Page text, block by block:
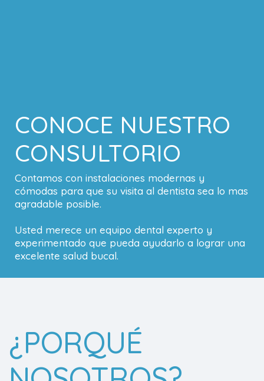
CONOCE NUESTRO
CONSULTORIO
Contamos con instalaciones modernas y
cómodas para que su visita al dentista sea lo mas
agradable posible.
Usted merece un equipo dental experto y
experimentado que pueda ayudarlo a lograr una
excelente salud bucal.
¿PORQUÉ